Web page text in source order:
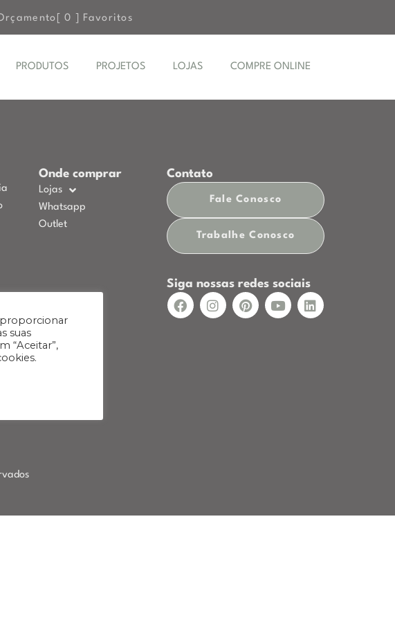
[0 ] Favoritos
PRODUTOS PROJETOS LOJAS COMPRE ONLINE
Onde comprar
Lojas
Whatsapp
Outlet
Contato
Fale Conosco
Trabalhe Conosco
Siga nossas redes sociais
suas
“Aceitar”,